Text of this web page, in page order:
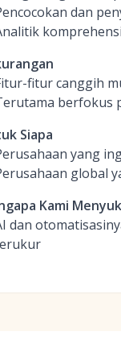
dan
fitur canggih
berfokus
Siapa
yang
global
Kami
dan